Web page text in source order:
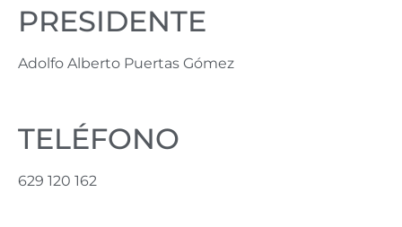
PRESIDENTE
Adolfo Alberto Puertas Gómez
TELÉFONO
629 120 162